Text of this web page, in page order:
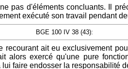
pas d'éléments concluants. Il
exécuté son travail pendant
BGE 100 IV 38 (43):
ait eu exclusivement
alors exercé qu'une pure
faire endosser la responsabilité